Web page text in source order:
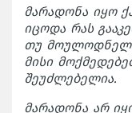
მარადონა იყო
იცოდა რას
თუ მოულოდნელი
მისი
შეუძლებელია.
მარადონა არ